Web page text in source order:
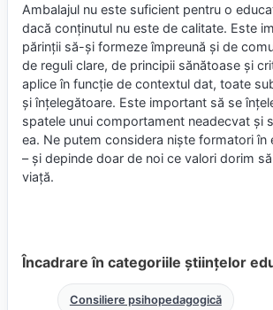
Ambalajul nu este suficient pentru o
dacă conținutul nu este de calitate. Este
părinții să-și formeze împreună și de
de reguli clare, de principii sănătoase și
aplice în funcție de contextul dat, toate
și înțelegătoare. Este important să se
spatele unui comportament neadecvat și
ea. Ne putem considera niște formatori în
– și depinde doar de noi ce valori dorim
viață.
Încadrare în categoriile științelor
Consiliere psihopedagogică